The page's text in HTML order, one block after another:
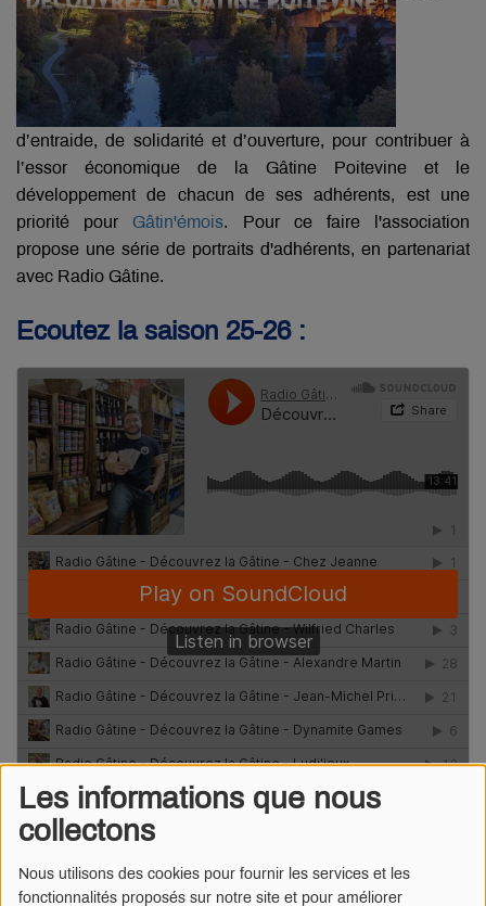
Les informations que nous
collectons
Nous utilisons des cookies pour fournir les services et les
fonctionnalités proposés sur notre site et pour améliorer
d’entraide, de solidarité et d’ouverture, pour contribuer à
l’essor économique de la Gâtine Poitevine et le
développement de chacun de ses adhérents, est une
priorité pourGâtin'émois. Pour ce faire l'association
propose une série de portraits d'adhérents, en partenariat
avec Radio Gâtine.
Ecoutez la saison 25-26 :